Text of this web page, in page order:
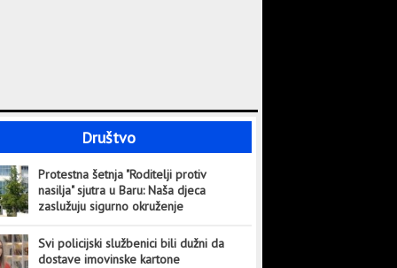
Društvo
Protestna šetnja "Roditelji protiv
nasilja" sjutra u Baru: Naša djeca
zaslužuju sigurno okruženje
Svi policijski službenici bili dužni da
dostave imovinske kartone